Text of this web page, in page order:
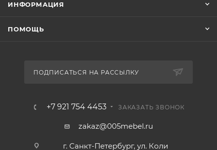
ИНФОРМАЦИЯ
ПОМОЩЬ
ПОДПИСАТЬСЯ НА РАССЫЛКУ
+7 921 754 4453 ЗАКАЗАТЬ ЗВОНОК
zakaz@005mebel.ru
г. Санкт-Петербург, ул. Коли